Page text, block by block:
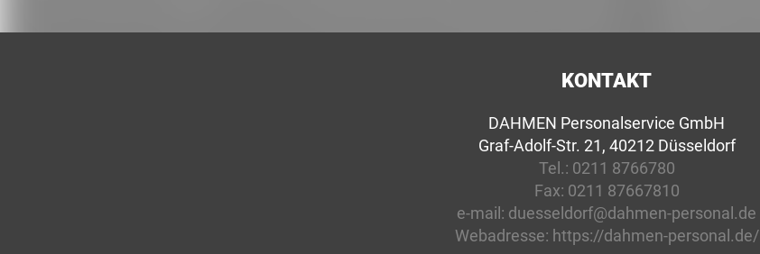
KONTAKT
DAHMEN Personalservice GmbH
Graf-Adolf-Str. 21, 40212 Düsseldorf
Tel.: 0211 8766780
Fax: 0211 87667810
e-mail: duesseldorf@dahmen-personal.de
Webadresse: https://dahmen-personal.de/